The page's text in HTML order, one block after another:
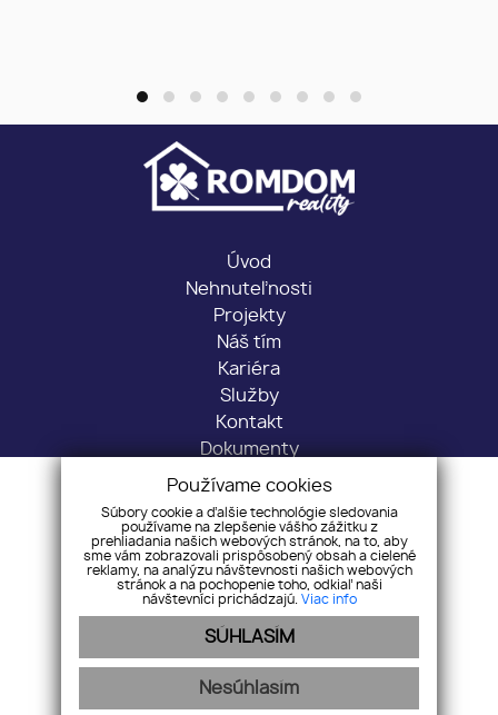
Úvod
Nehnuteľnosti
Projekty
Náš tím
Kariéra
Služby
Kontakt
Dokumenty
Sídlo: Predmestská 1716/30, 01001 Žilina
Kancelária: Veľká Okružná 43, 010 01 Žilina
+421 917 451 653
info@romdom.sk
Pridajte si nás
Používame cookies
Súbory cookie a ďalšie technológie sledovania
používame na zlepšenie vášho zážitku z
prehliadania našich webových stránok, na to, aby
sme vám zobrazovali prispôsobený obsah a cielené
reklamy, na analýzu návštevnosti našich webových
stránok a na pochopenie toho, odkiaľ naši
návštevníci prichádzajú. Viac info
SÚHLASÍM
Nesúhlasím